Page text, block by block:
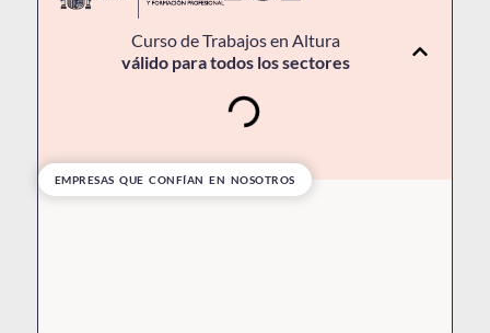
Curso de Trabajos en Altura
válido para todos los sectores
EMPRESAS QUE CONFÍAN EN NOSOTROS